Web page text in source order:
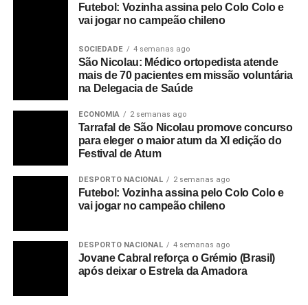
Futebol: Vozinha assina pelo Colo Colo e
vai jogar no campeão chileno
SOCIEDADE 4 semanas ago
São Nicolau: Médico ortopedista atende
mais de 70 pacientes em missão voluntária
na Delegacia de Saúde
ECONOMIA 2 semanas ago
Tarrafal de São Nicolau promove concurso
para eleger o maior atum da XI edição do
Festival de Atum
DESPORTO NACIONAL 2 semanas ago
Futebol: Vozinha assina pelo Colo Colo e
vai jogar no campeão chileno
DESPORTO NACIONAL 4 semanas ago
Jovane Cabral reforça o Grémio (Brasil)
após deixar o Estrela da Amadora